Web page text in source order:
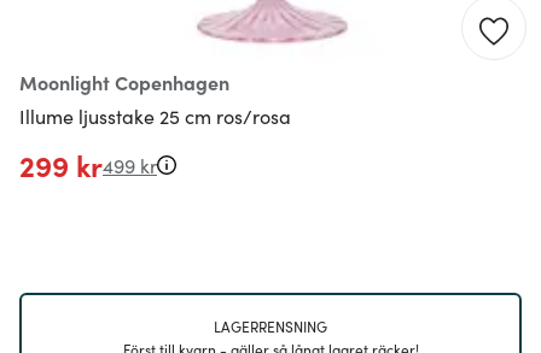
Moonlight Copenhagen
Illume ljusstake 25 cm ros/rosa
299 kr499 kr
LAGERRENSNING